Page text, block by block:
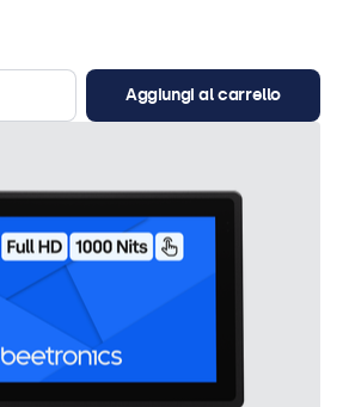
Aggiungi al carrello